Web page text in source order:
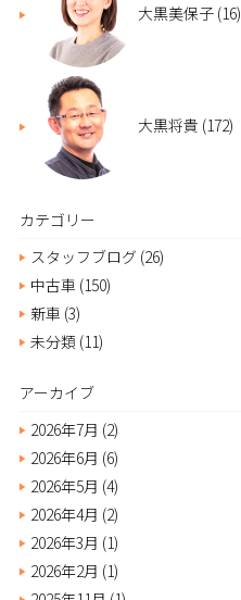
大黒美保子 (16)
大黒将貴 (172)
カテゴリー
スタッフブログ (26)
中古車 (150)
新車 (3)
未分類 (11)
アーカイブ
2026年7月 (2)
2026年6月 (6)
2026年5月 (4)
2026年4月 (2)
2026年3月 (1)
2026年2月 (1)